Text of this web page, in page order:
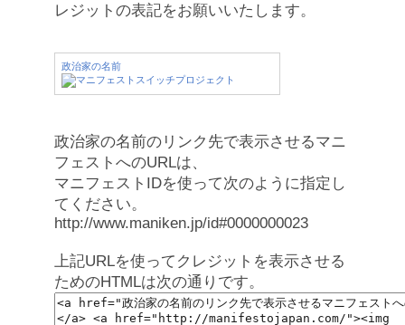
レジットの表記をお願いいたします。
政治家の名前
政治家の名前のリンク先で表示させるマニ
フェストへのURLは、
マニフェストIDを使って次のように指定し
てください。
http://www.maniken.jp/id#0000000023
上記URLを使ってクレジットを表示させる
ためのHTMLは次の通りです。